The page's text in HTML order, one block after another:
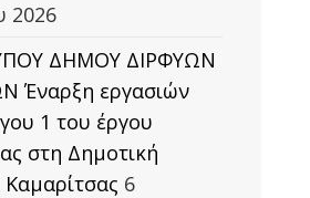
2026
ΔΗΜΟΥ ΔΙΡΦΥΩΝ
Έναρξη εργασιών
1 του έργου
στη Δημοτική
Καμαρίτσας 6